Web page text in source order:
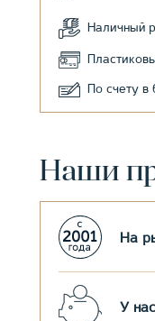
Наличный
По счету в
Наши
На
У